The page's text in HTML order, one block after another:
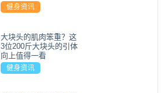
健身资讯
大块头的肌肉笨重？这
3位200斤大块头的引体
向上值得一看
健身资讯